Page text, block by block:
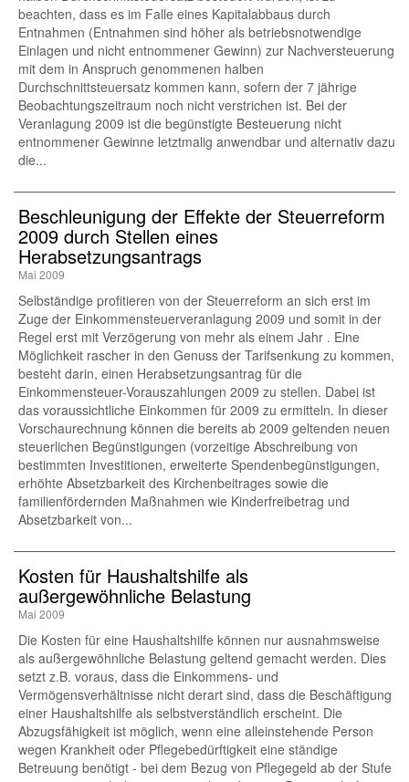
beachten, dass es im Falle eines Kapitalabbaus durch
Entnahmen (Entnahmen sind höher als betriebsnotwendige
Einlagen und nicht entnommener Gewinn) zur Nachversteuerung
mit dem in Anspruch genommenen halben
Durchschnittsteuersatz kommen kann, sofern der 7 jährige
Beobachtungszeitraum noch nicht verstrichen ist. Bei der
Veranlagung 2009 ist die begünstigte Besteuerung nicht
entnommener Gewinne letztmalig anwendbar und alternativ dazu
die...
Beschleunigung der Effekte der Steuerreform
2009 durch Stellen eines
Herabsetzungsantrags
Mai 2009
Selbständige profitieren von der Steuerreform an sich erst im
Zuge der Einkommensteuerveranlagung 2009 und somit in der
Regel erst mit Verzögerung von mehr als einem Jahr . Eine
Möglichkeit rascher in den Genuss der Tarifsenkung zu kommen,
besteht darin, einen Herabsetzungsantrag für die
Einkommensteuer-Vorauszahlungen 2009 zu stellen. Dabei ist
das voraussichtliche Einkommen für 2009 zu ermitteln. In dieser
Vorschaurechnung können die bereits ab 2009 geltenden neuen
steuerlichen Begünstigungen (vorzeitige Abschreibung von
bestimmten Investitionen, erweiterte Spendenbegünstigungen,
erhöhte Absetzbarkeit des Kirchenbeitrages sowie die
familienfördernden Maßnahmen wie Kinderfreibetrag und
Absetzbarkeit von...
Kosten für Haushaltshilfe als
außergewöhnliche Belastung
Mai 2009
Die Kosten für eine Haushaltshilfe können nur ausnahmsweise
als außergewöhnliche Belastung geltend gemacht werden. Dies
setzt z.B. voraus, dass die Einkommens- und
Vermögensverhältnisse nicht derart sind, dass die Beschäftigung
einer Haushaltshilfe als selbstverständlich erscheint. Die
Abzugsfähigkeit ist möglich, wenn eine alleinstehende Person
wegen Krankheit oder Pflegebedürftigkeit eine ständige
Betreuung benötigt - bei dem Bezug von Pflegegeld ab der Stufe